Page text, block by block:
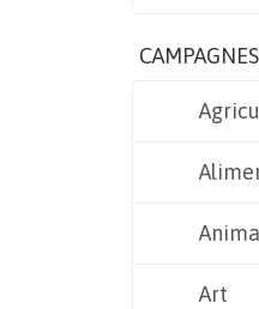
Art